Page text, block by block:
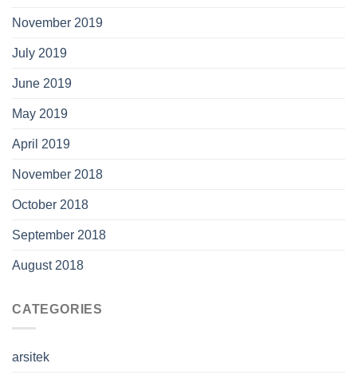
November 2019
July 2019
June 2019
May 2019
April 2019
November 2018
October 2018
September 2018
August 2018
CATEGORIES
arsitek